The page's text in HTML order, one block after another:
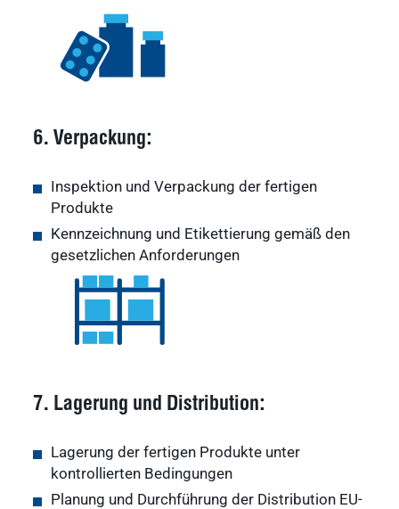
6. Verpackung:
Inspektion und Verpackung der fertigen
Produkte
Kennzeichnung und Etikettierung gemäß den
gesetzlichen Anforderungen
7. Lagerung und Distribution:
Lagerung der fertigen Produkte unter
kontrollierten Bedingungen
Planung und Durchführung der Distribution EU-